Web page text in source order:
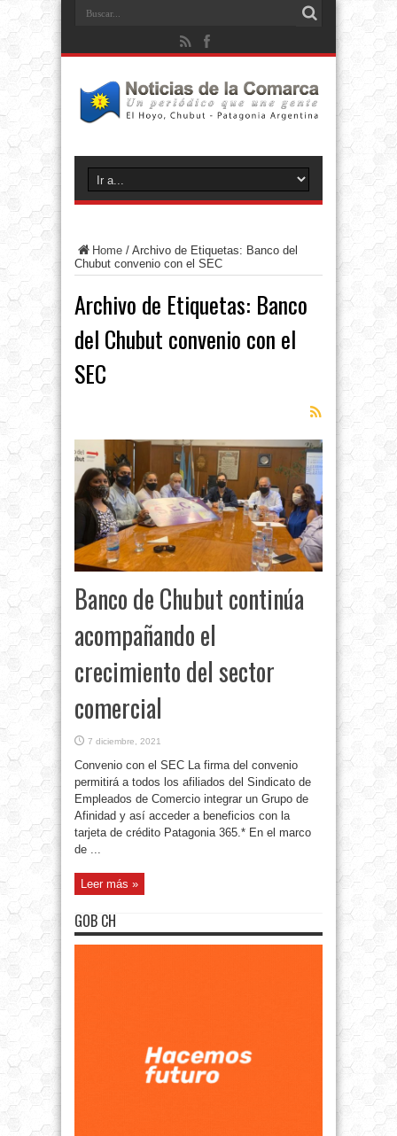
Home / Archivo de Etiquetas: Banco del
Chubut convenio con el SEC
Archivo de Etiquetas: Banco
del Chubut convenio con el
SEC
Banco de Chubut continúa
acompañando el
crecimiento del sector
comercial
7 diciembre, 2021
Convenio con el SEC La firma del convenio
permitirá a todos los afiliados del Sindicato de
Empleados de Comercio integrar un Grupo de
Afinidad y así acceder a beneficios con la
tarjeta de crédito Patagonia 365.* En el marco
de ...
Leer más »
GOB CH